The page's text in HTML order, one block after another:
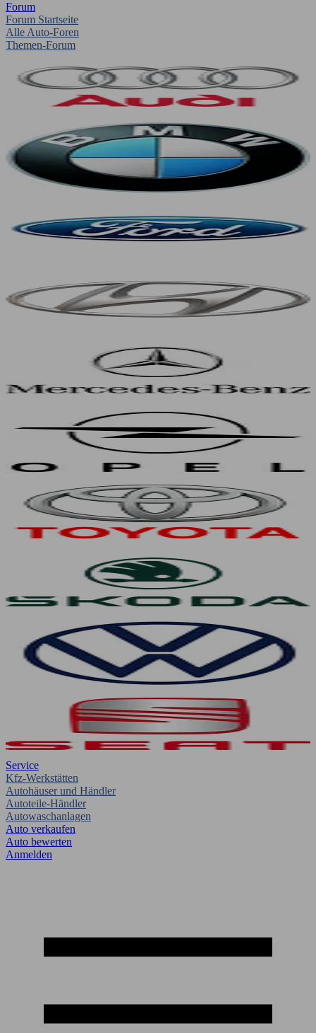
Forum
Forum Startseite
Alle Auto-Foren
Themen-Forum
Service
Kfz-Werkstätten
Autohäuser und Händler
Autoteile-Händler
Autowaschanlagen
Auto verkaufen
Auto bewerten
Anmelden